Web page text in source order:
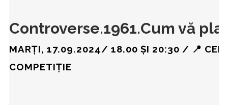
Controverse.1961.Cum vă
MARȚI, 17.09.2024/ 18.00 ȘI 20:30 / 📍
COMPETIȚIE